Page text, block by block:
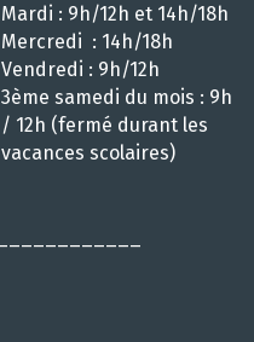
Mardi : 9h/12h et 14h/18h
Mercredi : 14h/18h
Vendredi : 9h/12h
3ème samedi du mois : 9h
/ 12h (fermé durant les
vacances scolaires)